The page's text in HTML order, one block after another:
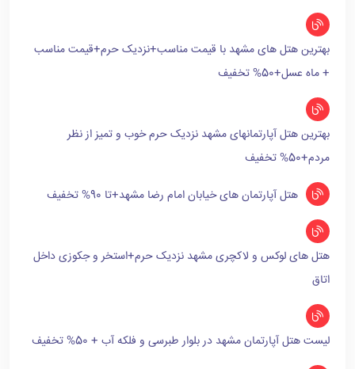
بهترین هتل های مشهد با قیمت مناسب+نزدیک حرم+قیمت مناسب
+ ماه عسل+50% تخفیف
بهترین هتل آپارتمانهای مشهد نزدیک حرم خوب و تمیز از نظر
مردم+50% تخفیف
هتل آپارتمان های خیابان امام رضا مشهد+تا 90% تخفیف
هتل های لوکس و لاکچری مشهد نزدیک حرم+استخر و جکوزی داخل
اتاق
لیست هتل آپارتمان مشهد در بلوار طبرسی و فلکه آب + 50% تخفیف